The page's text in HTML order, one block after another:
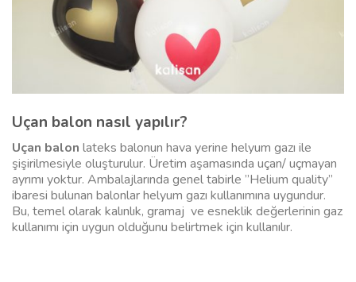
Uçan balon nasıl yapılır?
Uçan balon lateks balonun hava yerine helyum gazı ile
şişirilmesiyle oluşturulur. Üretim aşamasında uçan/ uçmayan
ayrımı yoktur. Ambalajlarında genel tabirle ”Helium quality”
ibaresi bulunan balonlar helyum gazı kullanımına uygundur.
Bu, temel olarak kalınlık, gramaj ve esneklik değerlerinin gaz
kullanımı için uygun olduğunu belirtmek için kullanılır.